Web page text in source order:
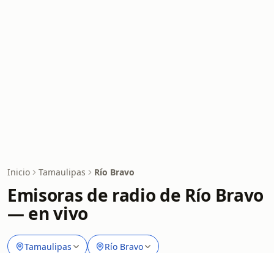
Inicio Tamaulipas Río Bravo
Emisoras de radio de Río Bravo
— en vivo
Tamaulipas Río Bravo